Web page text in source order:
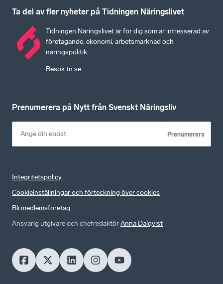
Ta del av fler nyheter på Tidningen Näringslivet
Tidningen Näringslivet är för dig som är intresserad av
företagande, ekonomi, arbetsmarknad och
näringspolitik.
Besök tn.se
Prenumerera på Nytt från Svenskt Näringsliv
Prenumerera
Integritetspolicy
Cookieinställningar och förteckning över cookies
Bli medlemsföretag
Ansvarig utgivare och chefredaktörAnna Dalqvist